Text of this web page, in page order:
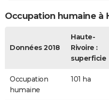
Occupation humaine à
Données 2018
Haute-
Rivoire :
superficie
Occupation
humaine
101 ha